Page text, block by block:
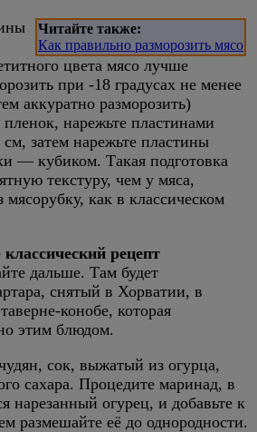
Читайте также:
Как правильно разморозить мясо
цвета мясо лучше
при -18 градусах не менее
аккуратно разморозить)
нарежьте пластинами
затем нарежьте пластины
— кубиком. Такая подготовка
текстуру, чем у мяса,
как в классическом
классический рецепт
дальше. Там будет
снятый в Хорватии, в
конобе, которая
этим блюдом.
сок, выжатый из огурца,
сахара. Процедите маринад, в
нарезанный огурец, и добавьте к
размешайте её до однородности.